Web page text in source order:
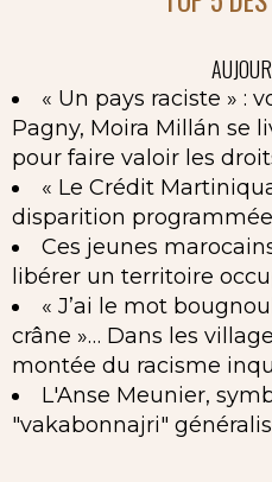
« Un pays raciste » :
Pagny, Moira Millán se
pour faire valoir les
« Le Crédit
disparition programmée
Ces jeunes
libérer un territoire
« J’ai le mot
crâne »… Dans les
montée du racisme
L'Anse Meunier,
"vakabonnajri"